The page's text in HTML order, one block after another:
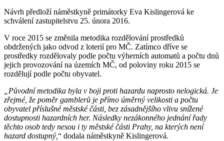
Návrh předloží náměstkyně primátorky Eva Kislingerová ke
schválení zastupitelstvu 25. února 2016.
V roce 2015 se změnila metodika rozdělování prostředků
obdržených jako odvod z loterií pro MČ. Zatímco dříve se
prostředky rozdělovaly podle počtu výherních automatů a počtu dnů
jejich provozování na územích MČ, od poloviny roku 2015 se
rozdělují podle počtu obyvatel.
„Původní metodika byla v boji proti hazardu naprosto nelogická. Je
zřejmé, že poměr gamblerů je přímo úměrný velikosti a počtu
obyvatel příslušné městské části, bez zásadnějšího vlivu snížené
dostupnosti hazardních her. Následky nezákonného jednání řady
těchto osob tedy nesou i ty městské části Prahy, na kterých není
hazard dostupný,“ dodala náměstkyně Kislingerová.